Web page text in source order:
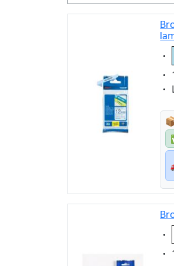
cœurs roses
noir sur motifs
noir sur rose
noir sur
rouge sur blanc
rouge sur